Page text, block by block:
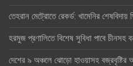
তেহরান মেট্রোতে রেকর্ড: খামেনির
হরমুজ প্রণালিতে বিশেষ সুবিধা পাবে চীনসহ
দেশের ৯ অঞ্চলে ঝোড়ো হাওয়াসহ বজ্রবৃষ্টির